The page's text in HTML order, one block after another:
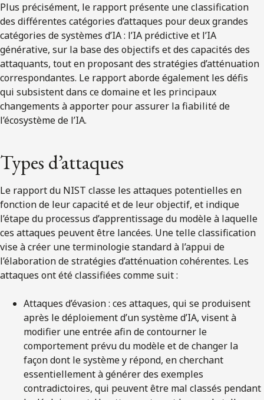
Plus précisément, le rapport présente une classification
des différentes catégories d’attaques pour deux grandes
catégories de systèmes d’IA : l’IA prédictive et l’IA
générative, sur la base des objectifs et des capacités des
attaquants, tout en proposant des stratégies d’atténuation
correspondantes. Le rapport aborde également les défis
qui subsistent dans ce domaine et les principaux
changements à apporter pour assurer la fiabilité de
l’écosystème de l’IA.
Types d’attaques
Le rapport du NIST classe les attaques potentielles en
fonction de leur capacité et de leur objectif, et indique
l’étape du processus d’apprentissage du modèle à laquelle
ces attaques peuvent être lancées. Une telle classification
vise à créer une terminologie standard à l’appui de
l’élaboration de stratégies d’atténuation cohérentes. Les
attaques ont été classifiées comme suit :
Attaques d’évasion : ces attaques, qui se produisent
après le déploiement d’un système d’IA, visent à
modifier une entrée afin de contourner le
comportement prévu du modèle et de changer la
façon dont le système y répond, en cherchant
essentiellement à générer des exemples
contradictoires, qui peuvent être mal classés pendant